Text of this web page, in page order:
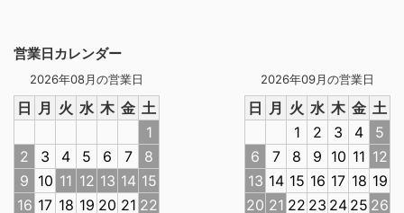
営業日カレンダー
2026年08月の営業日
日 月 火 水 木 金 土
1
2
3 4 5 6 7
8
9 10 11 12 13 14 15
16 17 18 19 20 21 22
2026年09月の営業日
日 月 火 水 木 金 土
1
2 3 4
5
6
7 8 9 10 11 12
13 14 15 16 17 18 19
20 21 22 23 24 25 26